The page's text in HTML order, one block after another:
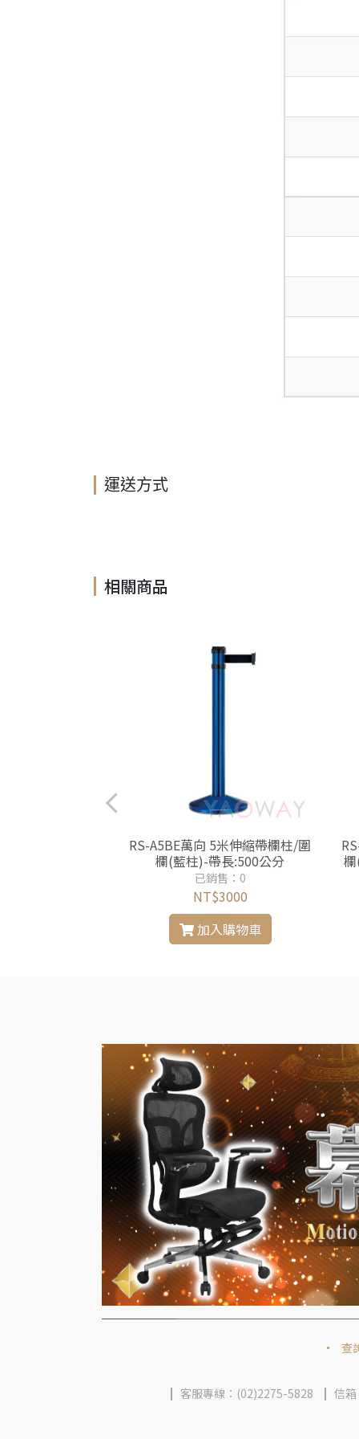
運送方式
相關商品
RS-A5BE萬向 5米伸縮帶欄柱/圍
欄(藍柱)-帶長:500公分
已銷售：0
NT$3000
加入購物車
查
客服專線：(02)2275-5828 信